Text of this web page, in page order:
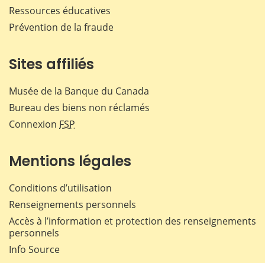
Ressources éducatives
Prévention de la fraude
Sites affiliés
Musée de la Banque du Canada
Bureau des biens non réclamés
Connexion FSP
Mentions légales
Conditions d’utilisation
Renseignements personnels
Accès à l’information et protection des renseignements
personnels
Info Source